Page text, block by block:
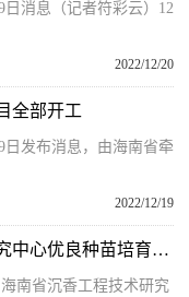
消息（记者符彩云）12
2022/12/20
全部开工
发布消息，由海南省牵
2022/12/19
全球观热点：海南省沉香工程技术研究中心优良种苗培育基地揭牌
南省沉香工程技术研究